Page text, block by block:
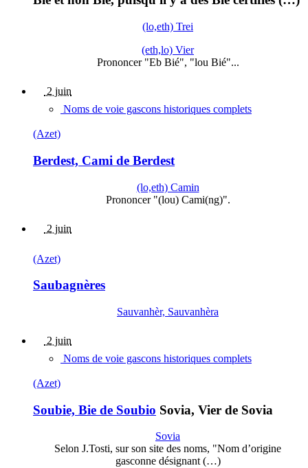
(lo,eth) Trei
(eth,lo) Vier
Prononcer "Eb Bié", "lou Bié"...
2 juin
Noms de voie gascons historiques complets
(Azet)
Berdest, Cami de Berdest
(lo,eth) Camin
Prononcer "(lou) Cami(ng)".
2 juin
(Azet)
Saubagnères
Sauvanhèr, Sauvanhèra
2 juin
Noms de voie gascons historiques complets
(Azet)
Soubie, Bie de Soubio Sovia, Vier de Sovia
Sovia
Selon J.Tosti, sur son site des noms, "Nom d’origine
gasconne désignant (…)